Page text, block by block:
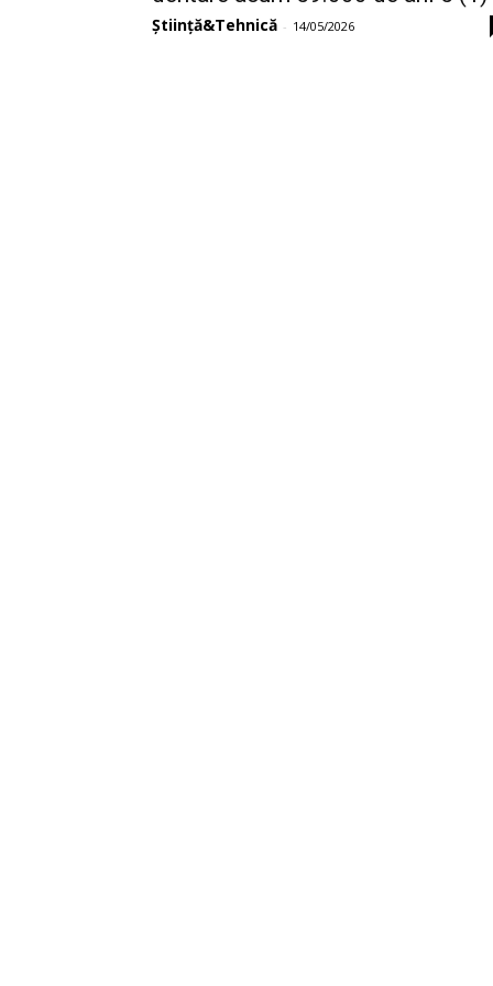
Știință&Tehnică - 14/05/2026